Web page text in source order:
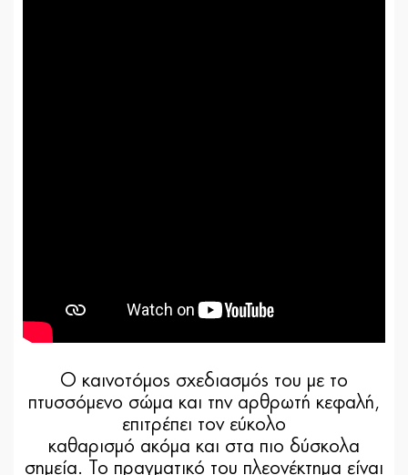
Ο καινοτόμος σχεδιασμός του με το
πτυσσόμενο σώμα και την αρθρωτή κεφαλή,
επιτρέπει τον εύκολο
καθαρισμό ακόμα και στα πιο δύσκολα
σημεία. Το πραγματικό του πλεονέκτημα είναι